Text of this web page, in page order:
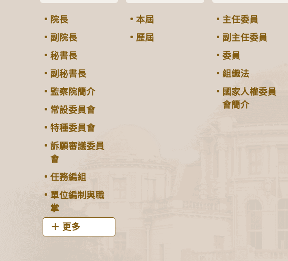
院長
副院長
秘書長
副秘書長
監察院簡介
常設委員會
特種委員會
訴願審議委員
會
任務編組
單位編制與職
掌
更多
本屆
歷屆
主任委員
副主任委員
委員
組織法
國家人權委員
會簡介